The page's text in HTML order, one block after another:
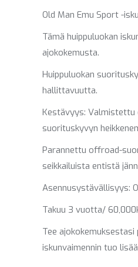
Old Man Emu Sport -
Tämä huippuluokan
ajokokemusta.
Huippuluokan
hallittavuutta.
Kestävyys: Valmistettu
suorituskyvyn
Parannettu offroad-
seikkailuista entistä
Asennusystävällisyys:
Takuu 3 vuotta/
Tee
iskunvaimennin tuo